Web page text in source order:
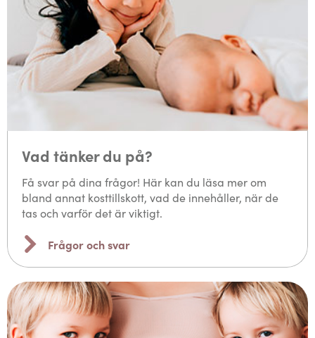
Vad tänker du på?
Få svar på dina frågor! Här kan du läsa mer om
bland annat kosttillskott, vad de innehåller, när de
tas och varför det är viktigt.
Frågor och svar